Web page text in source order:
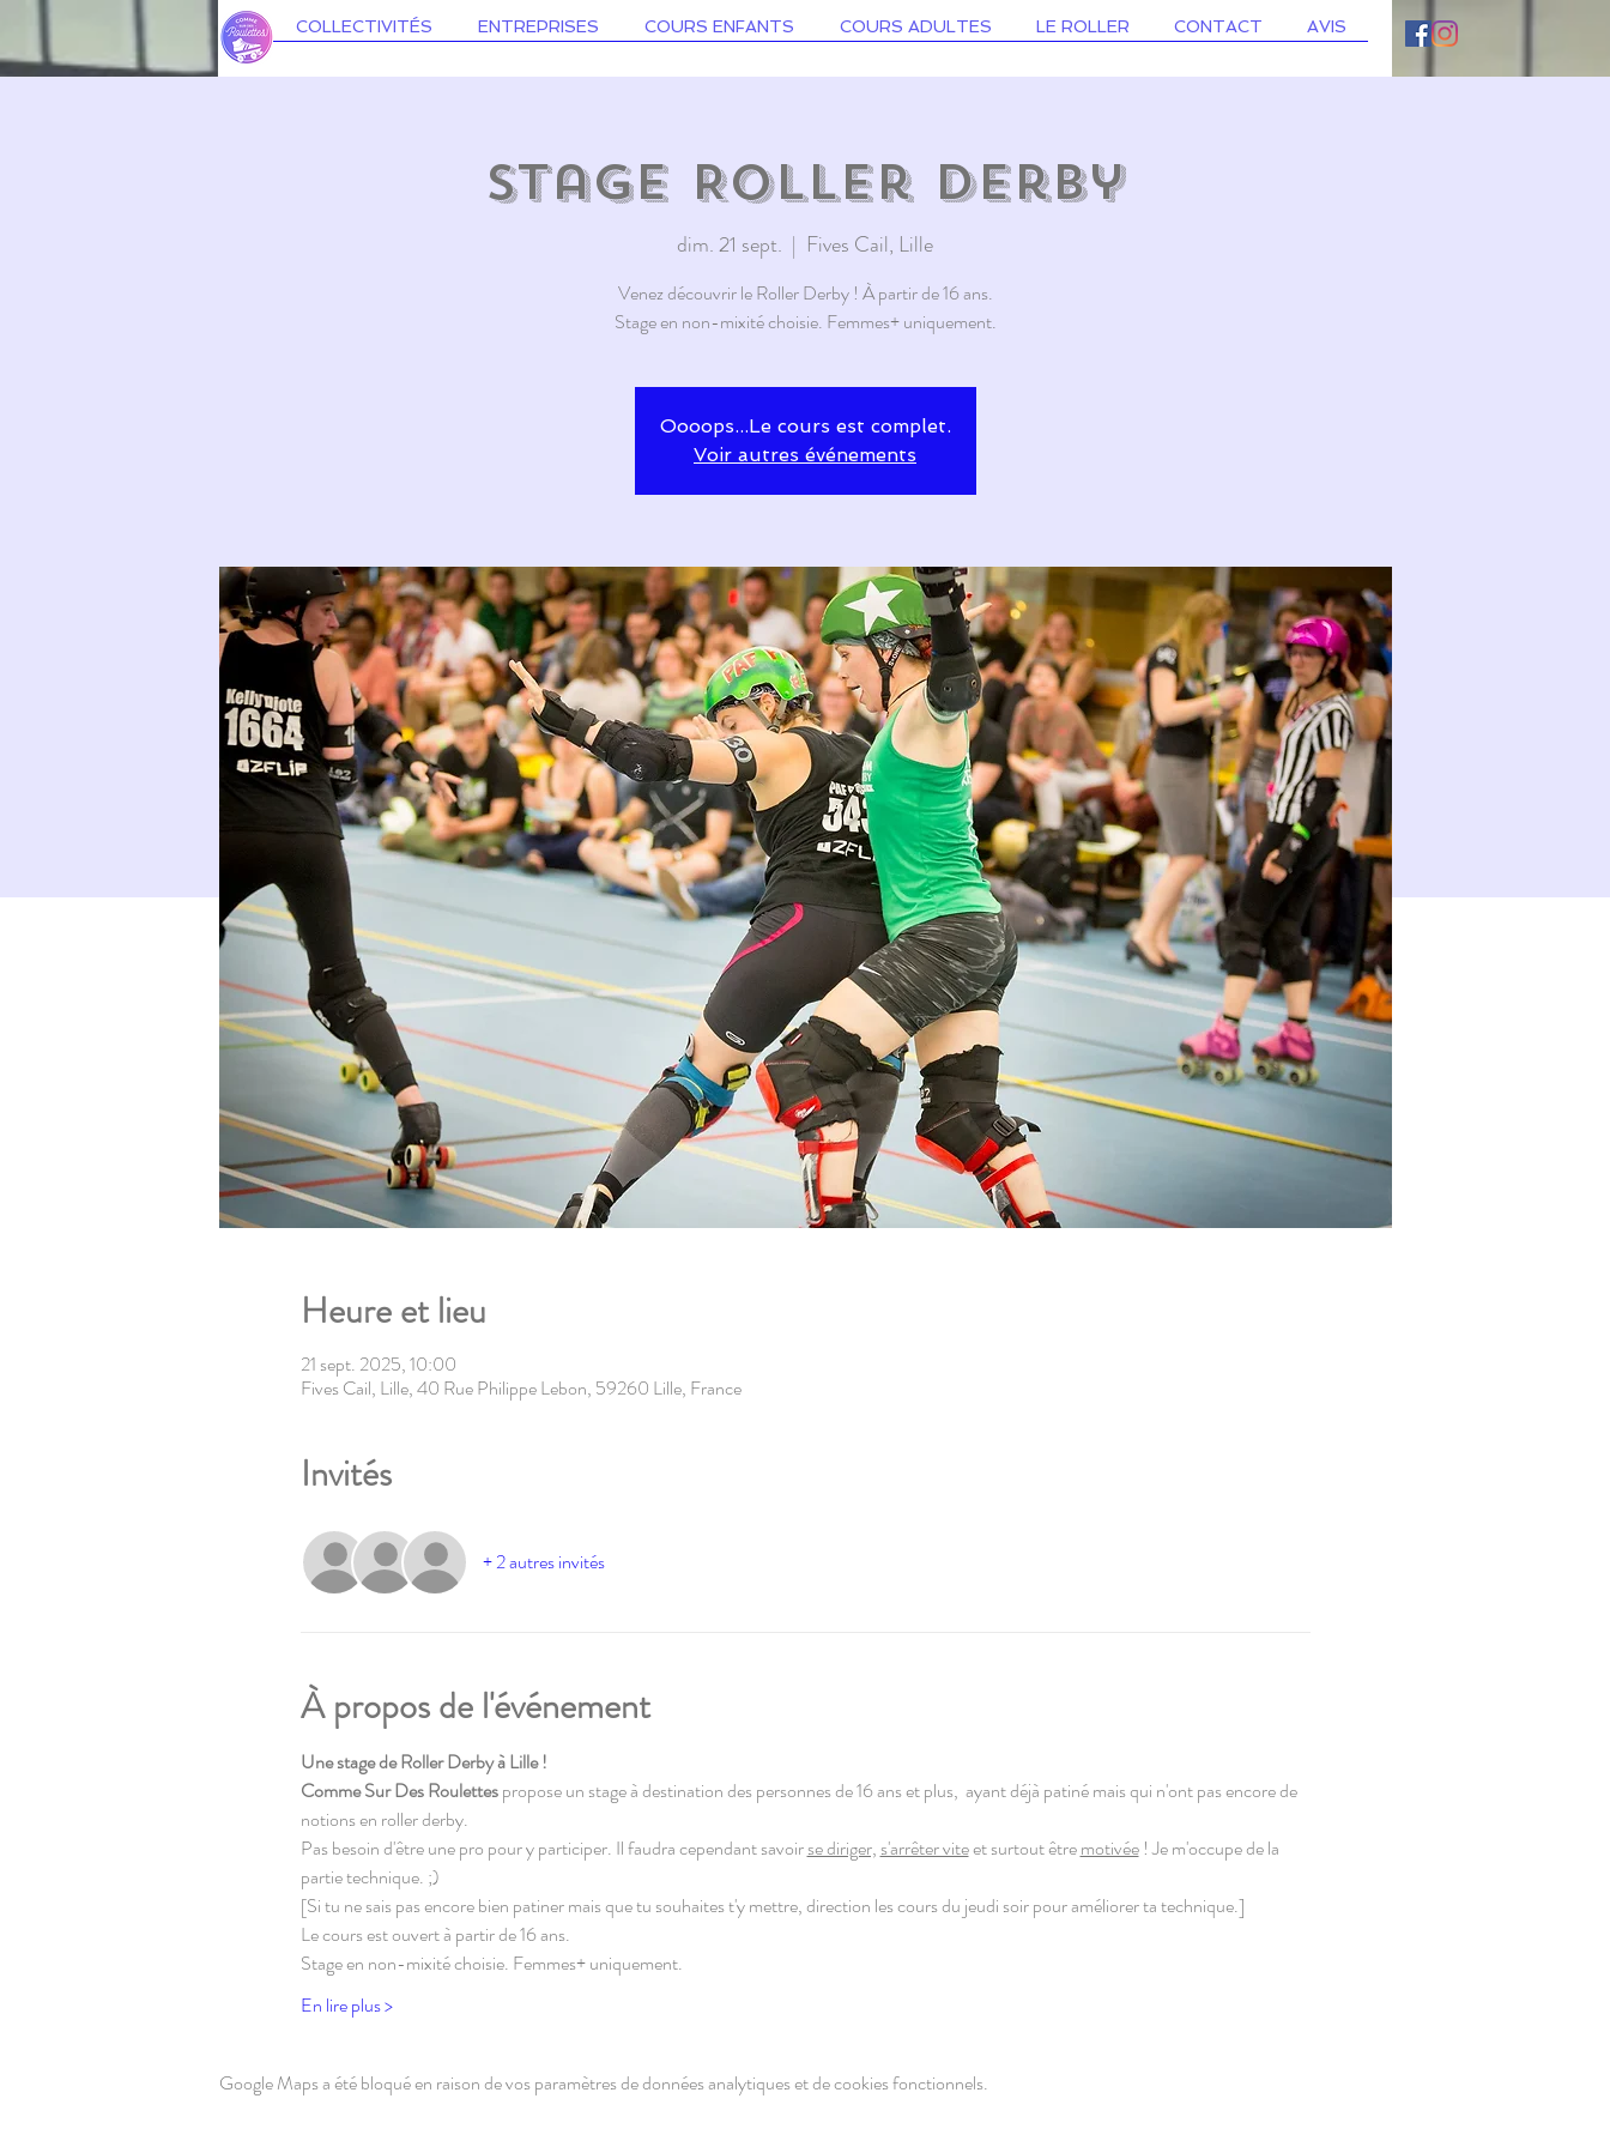
COLLECTIVITÉS ENTREPRISES COURS ENFANTS COURS ADULTES LE ROLLER CONTACT AVIS
Stage Roller Derby
dim. 21 sept.
  |
Fives Cail, Lille
Venez découvrir le Roller Derby ! À partir de 16 ans.
Stage en non-mixité choisie. Femmes+ uniquement.
Oooops...Le cours est complet.
Voir autres événements
Heure et lieu
21 sept. 2025, 10:00
Fives Cail, Lille, 40 Rue Philippe Lebon, 59260 Lille, France
Invités
+ 2 autres invités
À propos de l'événement
Une stage de Roller Derby à Lille !
Comme Sur Des Roulettes propose un stage à destination des personnes de 16 ans et plus,  ayant déjà patiné mais qui n'ont pas encore de
notions en roller derby.
Pas besoin d'être une pro pour y participer. Il faudra cependant savoir se diriger, s'arrêter vite et surtout être motivée ! Je m'occupe de la
partie technique. ;)
[Si tu ne sais pas encore bien patiner mais que tu souhaites t'y mettre, direction les cours du jeudi soir pour améliorer ta technique.]
Le cours est ouvert à partir de 16 ans.
Stage en non-mixité choisie. Femmes+ uniquement.
En lire plus >
Google Maps a été bloqué en raison de vos paramètres de données analytiques et de cookies fonctionnels.